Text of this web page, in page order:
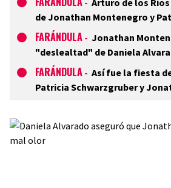
- Arturo de los
de Jonathan Montenegro y
FARÁNDULA - Jonathan
"deslealtad" de Daniela
FARÁNDULA - Así fue la fiesta
Patricia Schwarzgruber y